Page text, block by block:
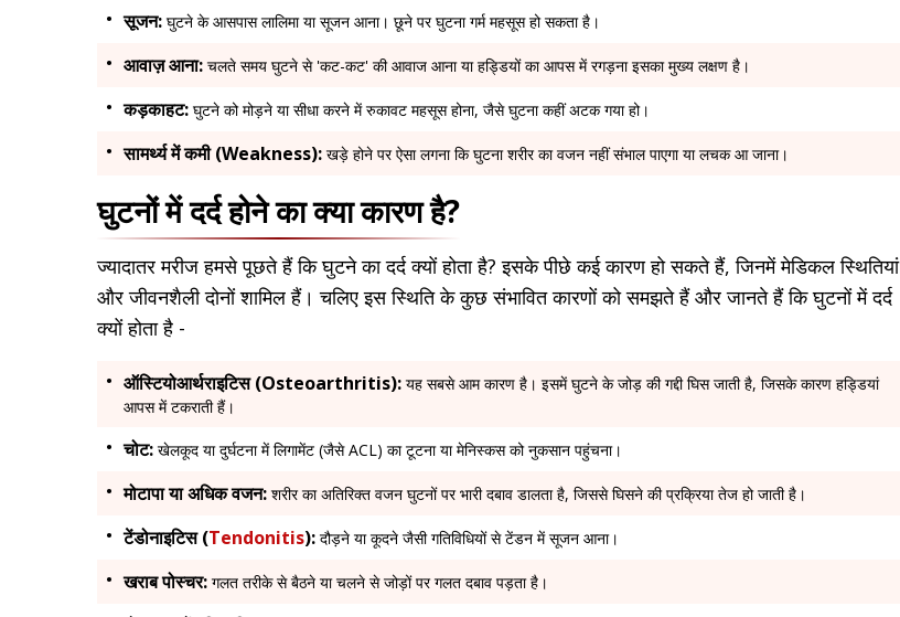
सूजन: घुटने के आसपास लालिमा या सूजन आना। छूने पर घुटना गर्म महसूस हो सकता है।
आवाज़ आना: चलते समय घुटने से 'कट-कट' की आवाज आना या हड्डियों का आपस में रगड़ना इसका मुख्य लक्षण है।
कड़काहट: घुटने को मोड़ने या सीधा करने में रुकावट महसूस होना, जैसे घुटना कहीं अटक गया हो।
सामर्थ्य में कमी (Weakness): खड़े होने पर ऐसा लगना कि घुटना शरीर का वजन नहीं संभाल पाएगा या लचक आ जाना।
घुटनों में दर्द होने का क्या कारण है?
ज्यादातर मरीज हमसे पूछते हैं कि घुटने का दर्द क्यों होता है? इसके पीछे कई कारण हो सकते हैं, जिनमें मेडिकल स्थितियां
और जीवनशैली दोनों शामिल हैं। चलिए इस स्थिति के कुछ संभावित कारणों को समझते हैं और जानते हैं कि घुटनों में दर्द
क्यों होता है -
ऑस्टियोआर्थराइटिस (Osteoarthritis): यह सबसे आम कारण है। इसमें घुटने के जोड़ की गद्दी घिस जाती है, जिसके कारण हड्डियां
आपस में टकराती हैं।
चोट: खेलकूद या दुर्घटना में लिगामेंट (जैसे ACL) का टूटना या मेनिस्कस को नुकसान पहुंचना।
मोटापा या अधिक वजन: शरीर का अतिरिक्त वजन घुटनों पर भारी दबाव डालता है, जिससे घिसने की प्रक्रिया तेज हो जाती है।
टेंडोनाइटिस (Tendonitis): दौड़ने या कूदने जैसी गतिविधियों से टेंडन में सूजन आना।
खराब पोस्चर: गलत तरीके से बैठने या चलने से जोड़ों पर गलत दबाव पड़ता है।